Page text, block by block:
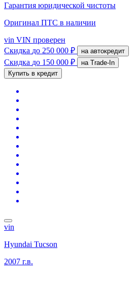
Гарантия юридической чистоты
Оригинал ПТС в наличии
vin VIN проверен
Скидка до 250 000 ₽ на автокредит
Скидка до 150 000 ₽
на Trade-In
Купить в кредит
vin
Hyundai Tucson
2007 г.в.